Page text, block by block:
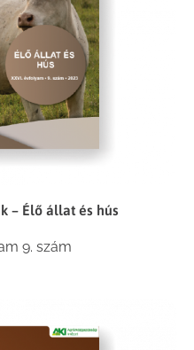
– Élő állat és hús
9. szám